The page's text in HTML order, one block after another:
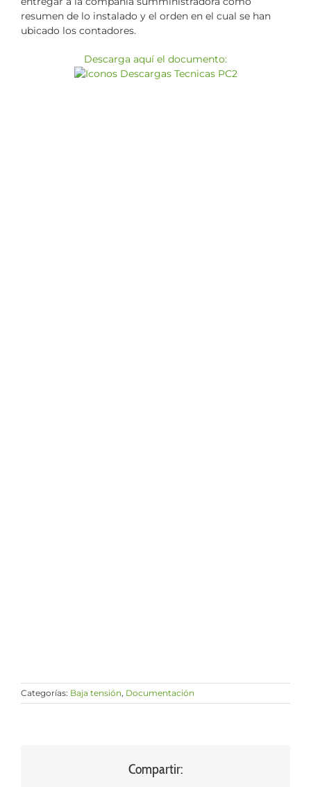
resumen de lo instalado y el orden en el cual se han
ubicado los contadores.
Descarga aquí el documento:
Categorías: Baja tensión, Documentación
Compartir: